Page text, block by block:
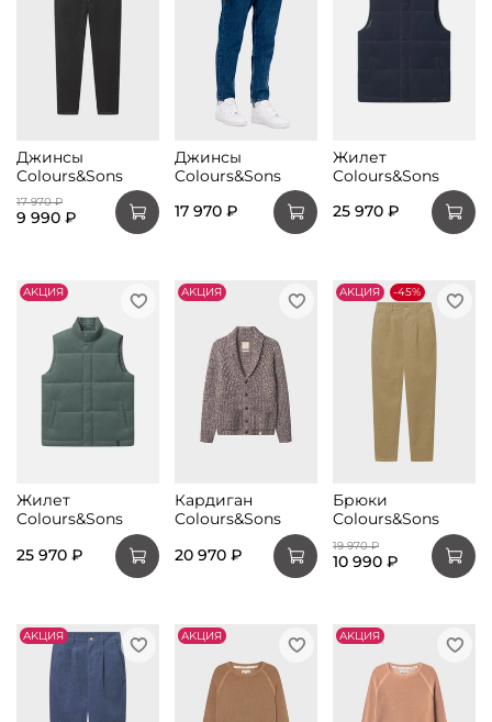
Джинсы
Colours&Sons
17 970 ₽
9 990 ₽
Джинсы
Colours&Sons
17 970 ₽
Жилет
Colours&Sons
25 970 ₽
АKЦИЯ
Жилет
Colours&Sons
25 970 ₽
АKЦИЯ
Кардиган
Colours&Sons
20 970 ₽
АKЦИЯ -45%
Брюки
Colours&Sons
19 970 ₽
10 990 ₽
АKЦИЯ АKЦИЯ АKЦИЯ